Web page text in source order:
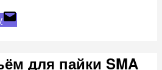
для пайки SMA